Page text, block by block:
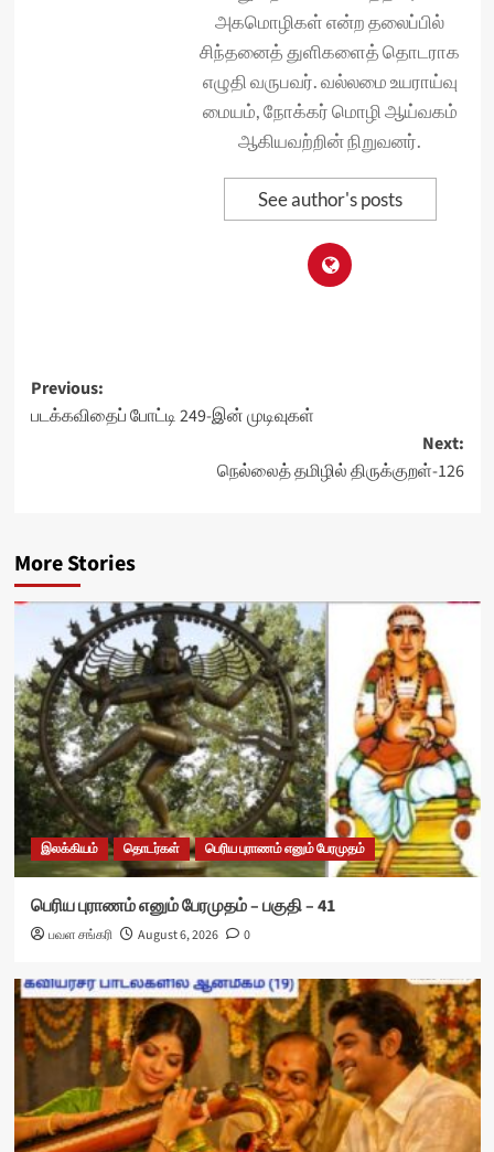
அகமொழிகள் என்ற தலைப்பில்
சிந்தனைத் துளிகளைத் தொடராக
எழுதி வருபவர். வல்லமை உயராய்வு
மையம், நோக்கர் மொழி ஆய்வகம்
ஆகியவற்றின் நிறுவனர்.
See author's posts
Post
navigation
Previous:
படக்கவிதைப் போட்டி 249-இன் முடிவுகள்
Next:
நெல்லைத் தமிழில் திருக்குறள்-126
More Stories
இலக்கியம் தொடர்கள் பெரிய புராணம் எனும் பேரமுதம்
பெரிய புராணம் எனும் பேரமுதம் – பகுதி – 41
பவள சங்கரி August 6, 2026 0